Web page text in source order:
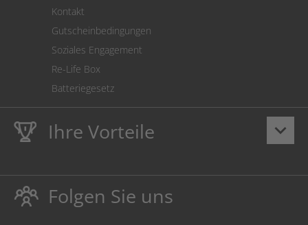
Kontakt
Gutscheinbedingungen
Soziales Engagement
Re-Life Box
Batteriegesetz
keyboard_arrow_down
Ihre Vorteile
LebenslangeHausmarke Garantieauf Toner und Tinte
schützt auch Ihren Drucker.
Umweltfreundlich dadurch Abfallvermeidung.
Folgen Sie uns